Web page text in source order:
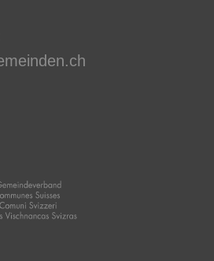
m nd n ch